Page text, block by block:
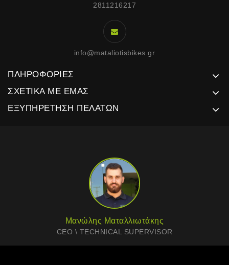
2811216217
info@mataliotisbikes.gr
ΠΛΗΡΟΦΟΡΊΕΣ
ΣΧΕΤΙΚΆ ΜΕ ΕΜΆΣ
ΕΞΥΠΗΡΈΤΗΣΗ ΠΕΛΑΤΏΝ
Μανώλης Ματαλλιωτάκης
CEO \ TECHNICAL SUPERVISOR